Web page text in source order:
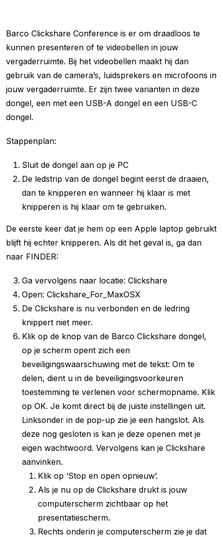
Barco Clickshare Conference is er om draadloos te
kunnen presenteren of te videobellen in jouw
vergaderruimte. Bij het videobellen maakt hij dan
gebruik van de camera’s, luidsprekers en microfoons in
jouw vergaderruimte. Er zijn twee varianten in deze
dongel, een met een USB-A dongel en een USB-C
dongel.
Stappenplan:
Sluit de dongel aan op je PC
De ledstrip van de dongel begint eerst de draaien,
dan te knipperen en wanneer hij klaar is met
knipperen is hij klaar om te gebruiken.
De eerste keer dat je hem op een Apple laptop gebruikt
blijft hij echter knipperen. Als dit het geval is, ga dan
naar FINDER:
Ga vervolgens naar locatie: Clickshare
Open: Clickshare_For_MaxOSX
De Clickshare is nu verbonden en de ledring
knippert niet meer.
Klik op de knop van de Barco Clickshare dongel,
op je scherm opent zich een
beveiligingswaarschuwing met de tekst: Om te
delen, dient u in de beveiligingsvoorkeuren
toestemming te verlenen voor schermopname. Klik
op OK. Je komt direct bij de juiste instellingen uit.
Linksonder in de pop-up zie je een hangslot. Als
deze nog gesloten is kan je deze openen met je
eigen wachtwoord. Vervolgens kan je Clickshare
aanvinken.
Klik op ‘Stop en open opnieuw’.
Als je nu op de Clickshare drukt is jouw
computerscherm zichtbaar op het
presentatiescherm.
Rechts onderin je computerscherm zie je dat